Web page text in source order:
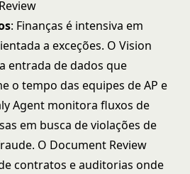
: Finanças é intensiva em
a exceções. O Vision
entrada de dados que
o tempo das equipes de AP e
Agent monitora fluxos de
em busca de violações de
O Document Review
contratos e auditorias onde